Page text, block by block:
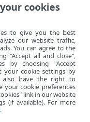
ツール> スケ
cookies
to give you the best
our website traffic,
You can agree to the
"Accept all and close",
by choosing "Accept
your cookie settings by
also have the right to
your cookie preferences
link in our website
(if available). For more
.